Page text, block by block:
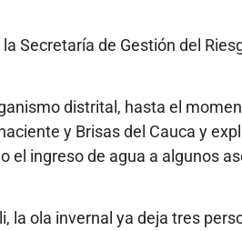
Secretaría de Gestión del
distrital, hasta el
y Brisas del Cauca y
el ingreso de agua a algunos
la ola invernal ya deja tres